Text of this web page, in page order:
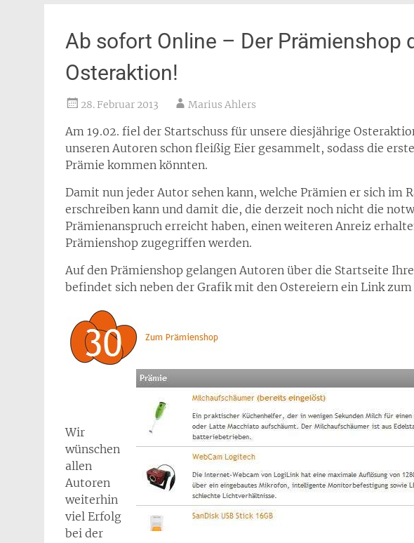
Ab sofort Online – Der Prämienshop
Osteraktion!
28. Februar 2013 Marius Ahlers
Am 19.02. fiel der Startschuss für unsere diesjährige
unseren Autoren schon fleißig Eier gesammelt, sodass die
Prämie kommen könnten.
Damit nun jeder Autor sehen kann, welche Prämien er sich im
erschreiben kann und damit die, die derzeit noch nicht die
Prämienanspruch erreicht haben, einen weiteren Anreiz
Prämienshop zugegriffen werden.
Auf den Prämienshop gelangen Autoren über die Startseite
befindet sich neben der Grafik mit den Ostereiern ein Link zum
Wir
wünschen
allen
Autoren
weiterhin
viel Erfolg
bei der